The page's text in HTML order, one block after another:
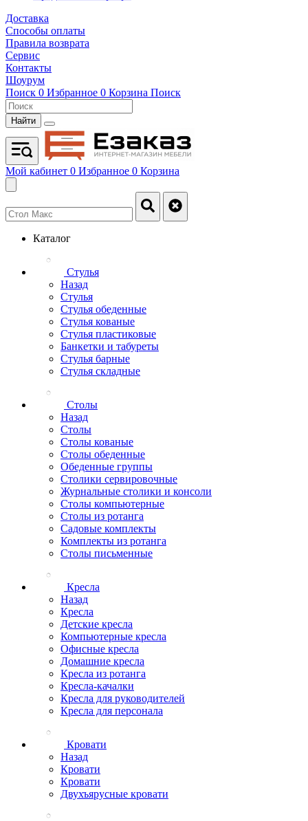
Доставка
Способы оплаты
Правила возврата
Сервис
Контакты
Шоурум
Поиск 0 Избранное 0 Корзина Поиск
Найти
Мой кабинет 0 Избранное 0 Корзина
Каталог
Стулья
Назад
Стулья
Стулья обеденные
Стулья кованые
Стулья пластиковые
Банкетки и табуреты
Стулья барные
Стулья складные
Столы
Назад
Столы
Столы кованые
Столы обеденные
Обеденные группы
Столики сервировочные
Журнальные столики и консоли
Столы компьютерные
Столы из ротанга
Садовые комплекты
Комплекты из ротанга
Столы письменные
Кресла
Назад
Кресла
Детские кресла
Компьютерные кресла
Офисные кресла
Домашние кресла
Кресла из ротанга
Кресла-качалки
Кресла для руководителей
Кресла для персонала
Кровати
Назад
Кровати
Кровати
Двухъярусные кровати